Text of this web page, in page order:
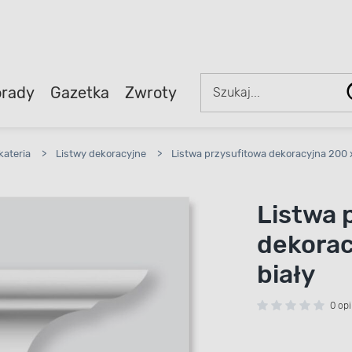
Gazetka Zwroty
> Listwy dekoracyjne > Listwa przysufitowa dekoracyjna 200
Listwa
biały
0